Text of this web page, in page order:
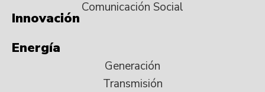
Comunicación Social
Innovación
Energía
Generación
Transmisión